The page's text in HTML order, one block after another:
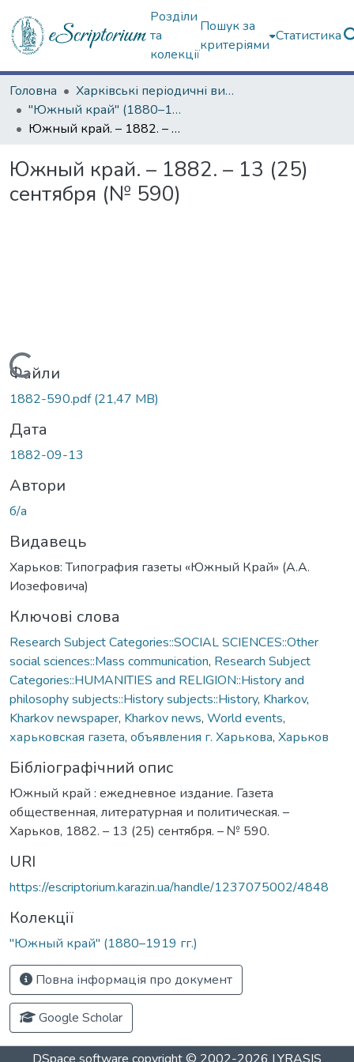
Розділи
та
колекції
Пошук за
критеріями
Статистика
Головна
Харківські періодичні видання
"Южный край" (1880–1919 гг.)
Южный край. – 1882. – 13 (25) сентября (№ 590)
Южный край. – 1882. – 13 (25)
сентября (№ 590)
Вантажиться...
Файли
1882-590.pdf(21,47 MB)
Дата
1882-09-13
Автори
б/а
Видавець
Харьков: Типография газеты «Южный Край» (А.А.
Иозефовича)
Ключові слова
Research Subject Categories::SOCIAL SCIENCES::Other
social sciences::Mass communication, Research Subject
Categories::HUMANITIES and RELIGION::History and
philosophy subjects::History subjects::History, Kharkov,
Kharkov newspaper, Kharkov news, World events,
харьковская газета, объявления г. Харькова, Харьков
Бібліографічний опис
Южный край : ежедневное издание. Газета
общественная, литературная и политическая. –
Харьков, 1882. – 13 (25) сентября. – № 590.
URI
https://escriptorium.karazin.ua/handle/1237075002/4848
Колекції
"Южный край" (1880–1919 гг.)
Повна інформація про документ
Google Scholar